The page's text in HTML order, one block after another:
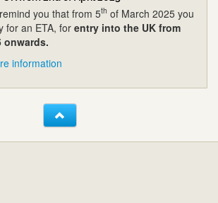
you that from 5th of March 2025 you
for an ETA, for entry into the UK from
onwards.
information